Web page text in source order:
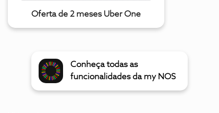
Oferta de 2 meses Uber One
Conheça todas as
funcionalidades da my NOS